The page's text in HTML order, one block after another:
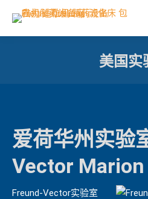
美国实
爱荷华州实验
Vector Marion
Freund-Vector实验室